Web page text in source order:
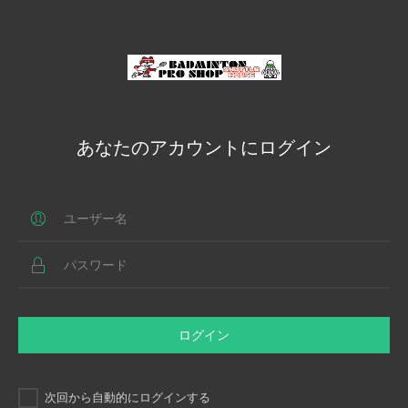
あなたのアカウントにログイン
ログイン
次回から自動的にログインする